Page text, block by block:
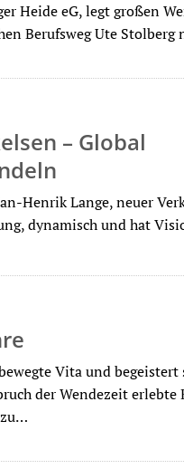
Heide eG, legt großen
Berufsweg Ute Stolberg
– Global
Henrik Lange, neuer
dynamisch und hat
Vita und begeistert
der Wendezeit erlebte